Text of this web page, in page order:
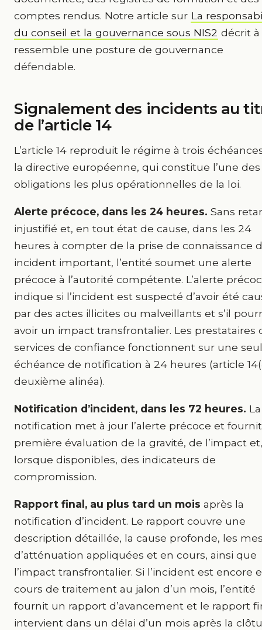
comptes rendus. Notre article sur La
du conseil et la gouvernance sous NIS2 décrit
ressemble une posture de gouvernance
défendable.
Signalement des incidents au
de l’article 14
L’article 14 reproduit le régime à trois
la directive européenne, qui constitue l’une des
obligations les plus opérationnelles de la loi.
Alerte précoce, dans les 24 heures. Sans
injustifié et, en tout état de cause, dans les 24
heures à compter de la prise de connaissance
incident important, l’entité soumet une alerte
précoce à l’autorité compétente. L’alerte
indique si l’incident est suspecté d’avoir été
par des actes illicites ou malveillants et s’il
avoir un impact transfrontalier. Les prestataires
services de confiance fonctionnent sur une
échéance de notification à 24 heures (article
deuxième alinéa).
Notification d’incident, dans les 72 heures. La
notification met à jour l’alerte précoce et
première évaluation de la gravité, de l’impact et,
lorsque disponibles, des indicateurs de
compromission.
Rapport final, au plus tard un mois après la
notification d’incident. Le rapport couvre une
description détaillée, la cause profonde, les
d’atténuation appliquées et en cours, ainsi que
l’impact transfrontalier. Si l’incident est encore
cours de traitement au jalon d’un mois, l’entité
fournit un rapport d’avancement et le rapport
intervient dans un délai d’un mois après la